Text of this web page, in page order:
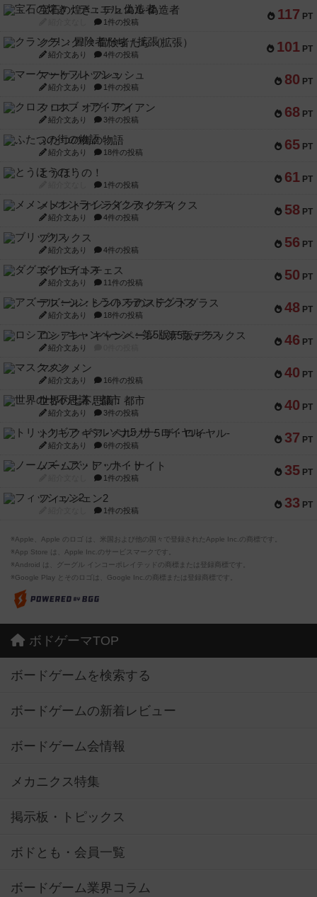
117 PT
宝石の煌き：デュエル 偽造者
1件の投稿
101 PT
クランク! ：冒険者たち（拡張）
紹介文あり 4件の投稿
80 PT
マーケットフレッシュ
紹介文あり 1件の投稿
68 PT
クロス・オブ・アイアン
紹介文あり 3件の投稿
65 PT
ふたつの街の物語
紹介文あり 18件の投稿
61 PT
とうほうの！
1件の投稿
58 PT
メメントオンラインタクティクス
紹介文あり 4件の投稿
56 PT
ブリックス
紹介文あり 4件の投稿
50 PT
ダグエイトチェス
紹介文あり 11件の投稿
48 PT
アズール：シントラのステンドグラス
紹介文あり 18件の投稿
46 PT
ロシアン・キャンペーン：第5版デラックス
紹介文あり
40 PT
マスクメン
紹介文あり 16件の投稿
40 PT
世界の七不思議：都市
紹介文あり 3件の投稿
37 PT
トリックギア - ペルソナ5 ザ・ロイヤル-
紹介文あり 6件の投稿
35 PT
ノームズ・アット・ナイト
1件の投稿
33 PT
フィッシェン2
1件の投稿
※Apple、Apple のロゴ は、米国および他の国々で登録されたApple Inc.の商標です。
※App Store は、Apple Inc.のサービスマークです。
※Android は、グーグル インコーポレイテッドの商標または登録商標です。
※Google Play とそのロゴは、Google Inc.の商標または登録商標です。
ボドゲーマTOP
ボードゲームを検索する
ボードゲームの新着レビュー
ボードゲーム会情報
メカニクス特集
掲示板・トピックス
ボドとも・会員一覧
ボードゲーム業界コラム